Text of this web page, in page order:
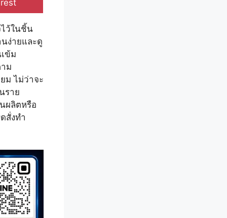
ว้ในชิ้น
ง่ายและดู
ข้ม
ม
ม ไม่ว่าจะ
ราย
ผลิตหรือ
สั่งทำ